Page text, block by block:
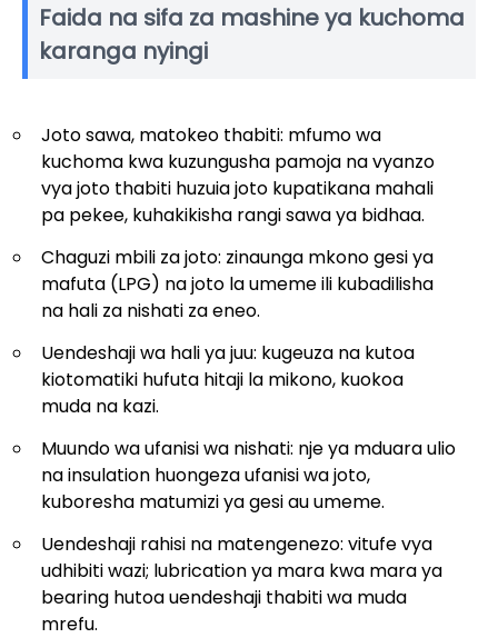
Faida na sifa za mashine ya kuchoma
karanga nyingi
Joto sawa, matokeo thabiti: mfumo wa
kuchoma kwa kuzungusha pamoja na vyanzo
vya joto thabiti huzuia joto kupatikana mahali
pa pekee, kuhakikisha rangi sawa ya bidhaa.
Chaguzi mbili za joto: zinaunga mkono gesi ya
mafuta (LPG) na joto la umeme ili kubadilisha
na hali za nishati za eneo.
Uendeshaji wa hali ya juu: kugeuza na kutoa
kiotomatiki hufuta hitaji la mikono, kuokoa
muda na kazi.
Muundo wa ufanisi wa nishati: nje ya mduara ulio
na insulation huongeza ufanisi wa joto,
kuboresha matumizi ya gesi au umeme.
Uendeshaji rahisi na matengenezo: vitufe vya
udhibiti wazi; lubrication ya mara kwa mara ya
bearing hutoa uendeshaji thabiti wa muda
mrefu.